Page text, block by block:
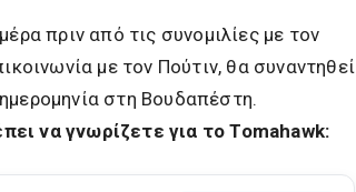
πριν από τις συνομιλίες με τον
με τον Πούτιν, θα συναντηθεί
στη Βουδαπέστη.
να γνωρίζετε για το Tomahawk: